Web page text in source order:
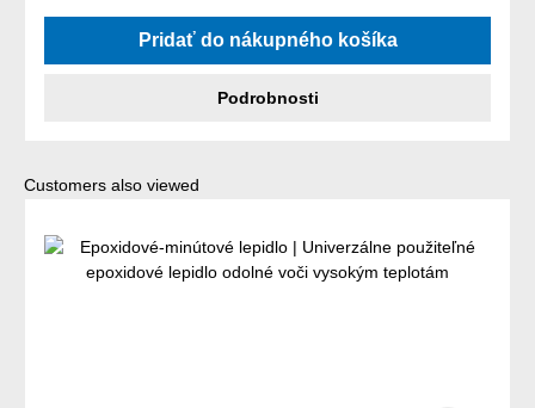
Priemerné hodnotenie 4.67 z 5 hviezdičiek
Pridať do nákupného košíka
Podrobnosti
Preskočiť galériu produktov
Customers also viewed